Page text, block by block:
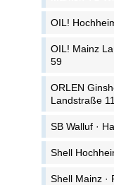
OIL!
OIL! Mainz
59
ORLEN
Landstraße 11
SB Walluf ·
Shell
Shell Mainz ·